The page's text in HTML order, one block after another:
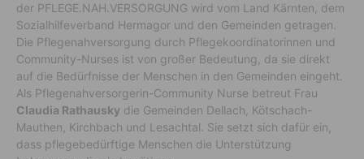
der PFLEGE.NAH.VERSORGUNG wird vom Land Kärnten, dem
Sozialhilfeverband Hermagor und den Gemeinden getragen.
Die Pflegenahversorgung durch Pflegekoordinatorinnen und
Community-Nurses ist von großer Bedeutung, da sie direkt
auf die Bedürfnisse der Menschen in den Gemeinden eingeht.
Als Pflegenahversorgerin-Community Nurse betreut Frau
Claudia Rathausky die Gemeinden Dellach, Kötschach-
Mauthen, Kirchbach und Lesachtal. Sie setzt sich dafür ein,
dass pflegebedürftige Menschen die Unterstützung